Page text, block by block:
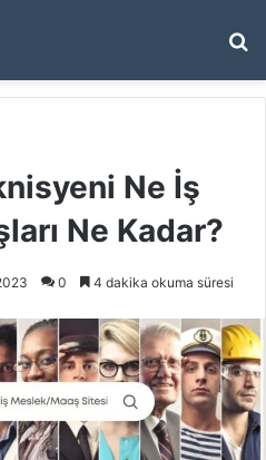
...
Ne İş
Ne Kadar?
0 4 dakika okuma süresi